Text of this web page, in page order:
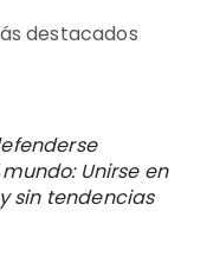
destacados
Unirse en
sin tendencias